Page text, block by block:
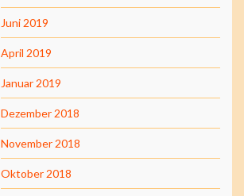
Juni 2019
April 2019
Januar 2019
Dezember 2018
November 2018
Oktober 2018